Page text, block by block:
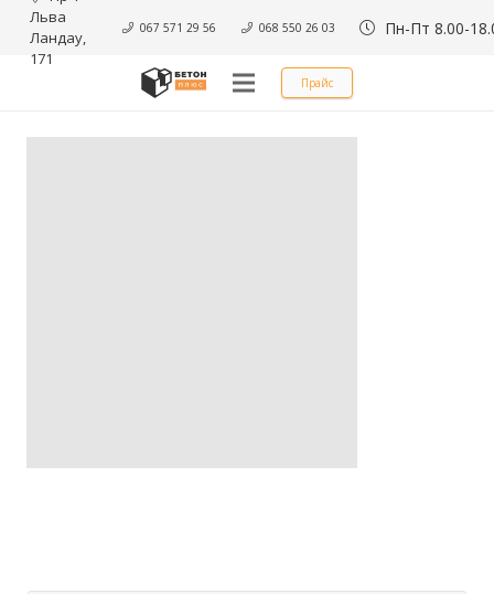
Льва
Ландау,
171
067 571 29 56 068 550 26 03 Пн-Пт 8.00-
Прайс